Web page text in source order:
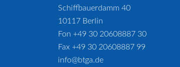
Schiffbauerdamm 40
10117 Berlin
Fon +49 30 20608887 30
Fax +49 30 20608887 99
info@btga.de